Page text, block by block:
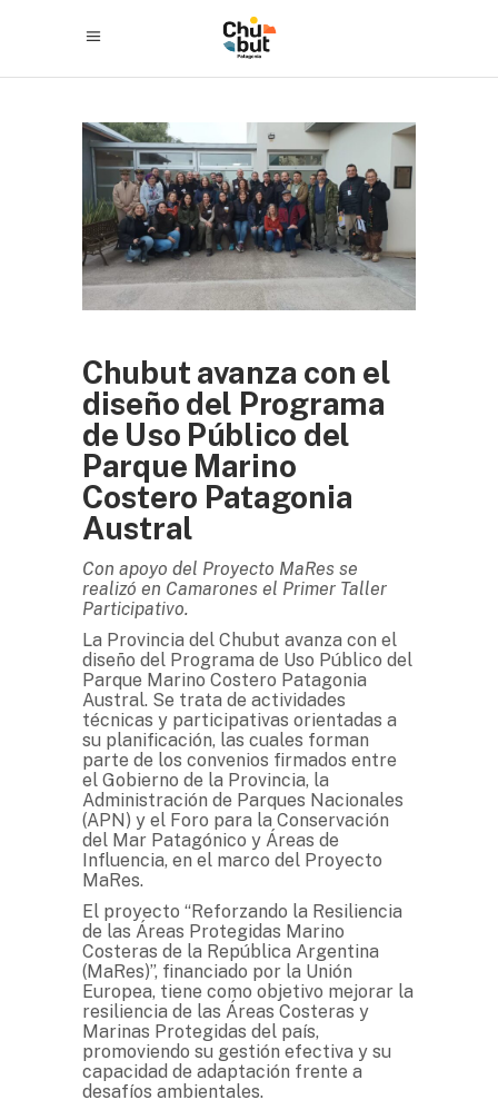
Chubut avanza con el
diseño del Programa
de Uso Público del
Parque Marino
Costero Patagonia
Austral
Con apoyo del Proyecto MaRes se
realizó en Camarones el Primer Taller
Participativo.
La Provincia del Chubut avanza con el
diseño del Programa de Uso Público del
Parque Marino Costero Patagonia
Austral. Se trata de actividades
técnicas y participativas orientadas a
su planificación, las cuales forman
parte de los convenios firmados entre
el Gobierno de la Provincia, la
Administración de Parques Nacionales
(APN) y el Foro para la Conservación
del Mar Patagónico y Áreas de
Influencia, en el marco del Proyecto
MaRes.
El proyecto “Reforzando la Resiliencia
de las Áreas Protegidas Marino
Costeras de la República Argentina
(MaRes)”, financiado por la Unión
Europea, tiene como objetivo mejorar la
resiliencia de las Áreas Costeras y
Marinas Protegidas del país,
promoviendo su gestión efectiva y su
capacidad de adaptación frente a
desafíos ambientales.